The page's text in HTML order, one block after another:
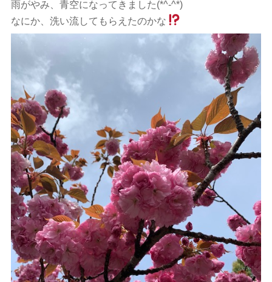
雨がやみ、青空になってきました(*^-^*)
なにか、洗い流してもらえたのかな